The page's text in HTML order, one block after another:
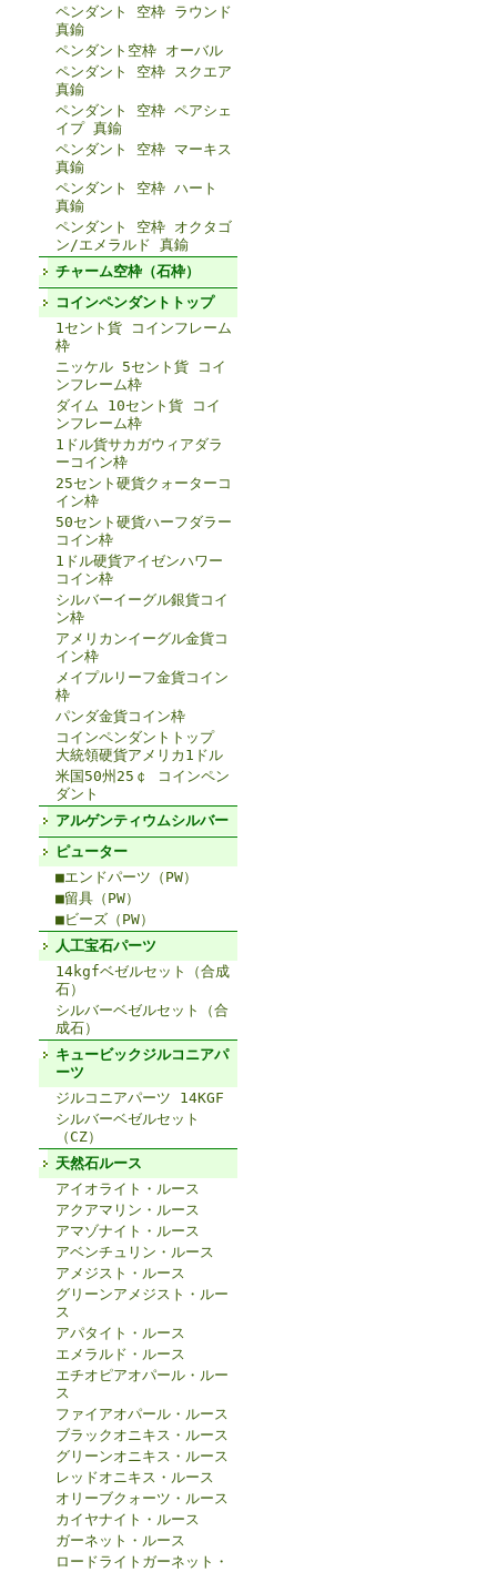
ペンダント 空枠 ラウンド
真鍮
ペンダント空枠 オーバル
ペンダント 空枠 スクエア
真鍮
ペンダント 空枠 ペアシェ
イプ 真鍮
ペンダント 空枠 マーキス
真鍮
ペンダント 空枠 ハート
真鍮
ペンダント 空枠 オクタゴ
ン/エメラルド 真鍮
チャーム空枠（石枠）
コインペンダントトップ
1セント貨 コインフレーム
枠
ニッケル 5セント貨 コイ
ンフレーム枠
ダイム 10セント貨 コイ
ンフレーム枠
1ドル貨サカガウィアダラ
ーコイン枠
25セント硬貨クォーターコ
イン枠
50セント硬貨ハーフダラー
コイン枠
1ドル硬貨アイゼンハワー
コイン枠
シルバーイーグル銀貨コイ
ン枠
アメリカンイーグル金貨コ
イン枠
メイプルリーフ金貨コイン
枠
パンダ金貨コイン枠
コインペンダントトップ
大統領硬貨アメリカ1ドル
米国50州25￠ コインペン
ダント
アルゲンティウムシルバー
ピューター
■エンドパーツ（PW）
■留具（PW）
■ビーズ（PW）
人工宝石パーツ
14kgfベゼルセット（合成
石）
シルバーベゼルセット（合
成石）
キュービックジルコニアパ
ーツ
ジルコニアパーツ 14KGF
シルバーベゼルセット
（CZ）
天然石ルース
アイオライト・ルース
アクアマリン・ルース
アマゾナイト・ルース
アベンチュリン・ルース
アメジスト・ルース
グリーンアメジスト・ルー
ス
アパタイト・ルース
エメラルド・ルース
エチオピアオパール・ルー
ス
ファイアオパール・ルース
ブラックオニキス・ルース
グリーンオニキス・ルース
レッドオニキス・ルース
オリーブクォーツ・ルース
カイヤナイト・ルース
ガーネット・ルース
ロードライトガーネット・